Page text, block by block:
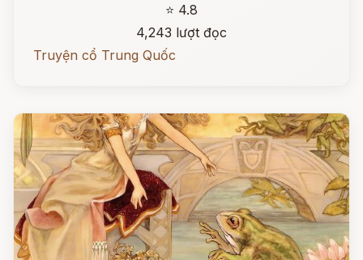
⭐ 4.8
4,243 lượt đọc
Truyện cổ Trung Quốc